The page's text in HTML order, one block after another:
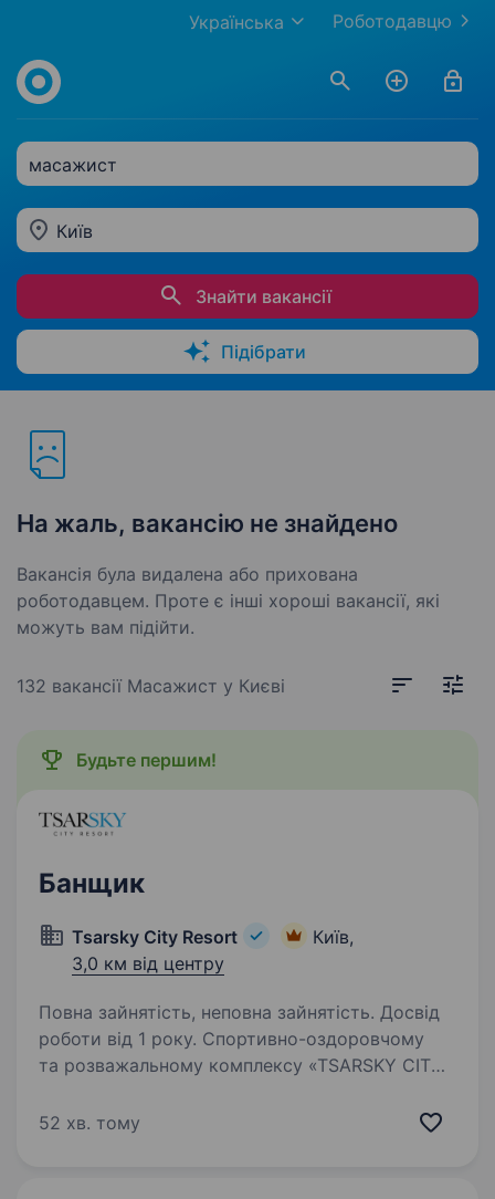
Роботодавцю
Українська
масажист
Київ
Знайти вакансії
Підібрати
На жаль, вакансію не знайдено
Вакансія була видалена або прихована
роботодавцем. Проте є інші хороші вакансії, які
можуть вам підійти.
132 вакансії Масажист у Києві
Будьте першим!
Банщик
Tsarsky City Resort
Київ,
3,0 км від центру
Повна зайнятість, неповна зайнятість. Досвід
роботи від 1 року. Спортивно-оздоровчому
та розважальному комплексу «TSARSKY CITY
банщица. Вимоги: Володіння техніками
52 хв. тому